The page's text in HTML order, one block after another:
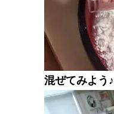
混ぜてみよう♪